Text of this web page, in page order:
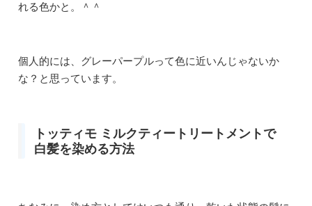
れる色かと。＾＾
個人的には、グレーパープルって色に近いんじゃないか
な？と思っています。
トッティモ ミルクティートリートメントで
白髪を染める方法